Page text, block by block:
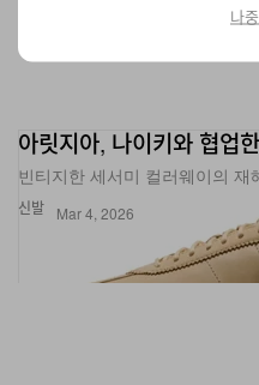
신발
아릿지아, 나이키와 협업
빈티지한 세서미 컬러웨이의 재
Mar 4, 2026
나